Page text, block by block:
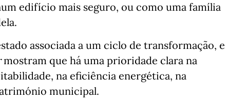
edifício mais seguro, ou como uma família
associada a um ciclo de transformação, e
mostram que há uma prioridade clara na
na eficiência energética, na
municipal.